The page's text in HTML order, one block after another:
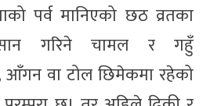
पर्व मानिएको छठ व्रतका
गरिने चामल र गहुँ
आँगन वा टोल छिमेकमा रहेको